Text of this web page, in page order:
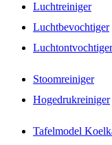
Luchtreiniger
Luchtbevochtiger
Luchtontvochtiger
Stoomreiniger
Hogedrukreiniger
Tafelmodel